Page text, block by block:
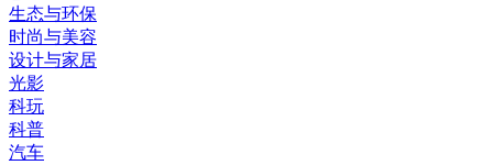
生态与环保
时尚与美容
设计与家居
光影
科玩
科普
汽车